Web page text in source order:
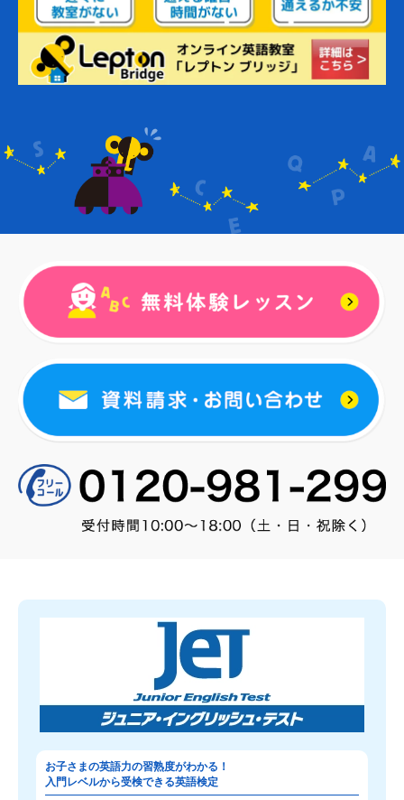
お子さまの英語力の習熟度がわかる！
入門レベルから受検できる英語検定